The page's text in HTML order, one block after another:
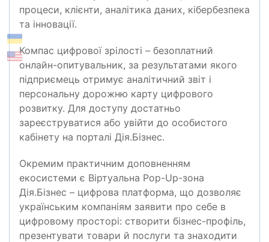
процеси, клієнти, аналітика даних, кібербезпека
та інновації.
Компас цифрової зрілості – безоплатний
онлайн-опитувальник, за результатами якого
підприємець отримує аналітичний звіт і
персональну дорожню карту цифрового
розвитку. Для доступу достатньо
зареєструватися або увійти до особистого
кабінету на порталі Дія.Бізнес.
Окремим практичним доповненням
екосистеми є Віртуальна Pop-Up-зона
Дія.Бізнес – цифрова платформа, що дозволяє
українським компаніям заявити про себе в
цифровому просторі: створити бізнес-профіль,
презентувати товари й послуги та знаходити